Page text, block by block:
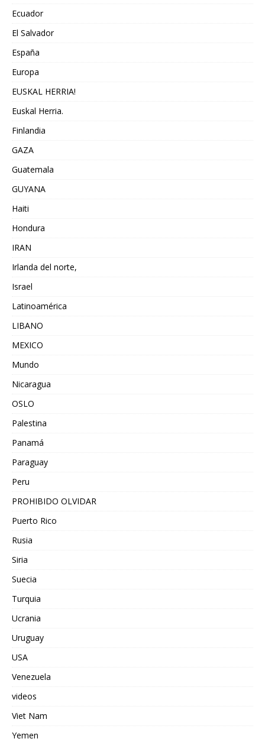
Ecuador
El Salvador
España
Europa
EUSKAL HERRIA!
Euskal Herria.
Finlandia
GAZA
Guatemala
GUYANA
Haiti
Hondura
IRAN
Irlanda del norte,
Israel
Latinoamérica
LIBANO
MEXICO
Mundo
Nicaragua
OSLO
Palestina
Panamá
Paraguay
Peru
PROHIBIDO OLVIDAR
Puerto Rico
Rusia
Siria
Suecia
Turquia
Ucrania
Uruguay
USA
Venezuela
videos
Viet Nam
Yemen